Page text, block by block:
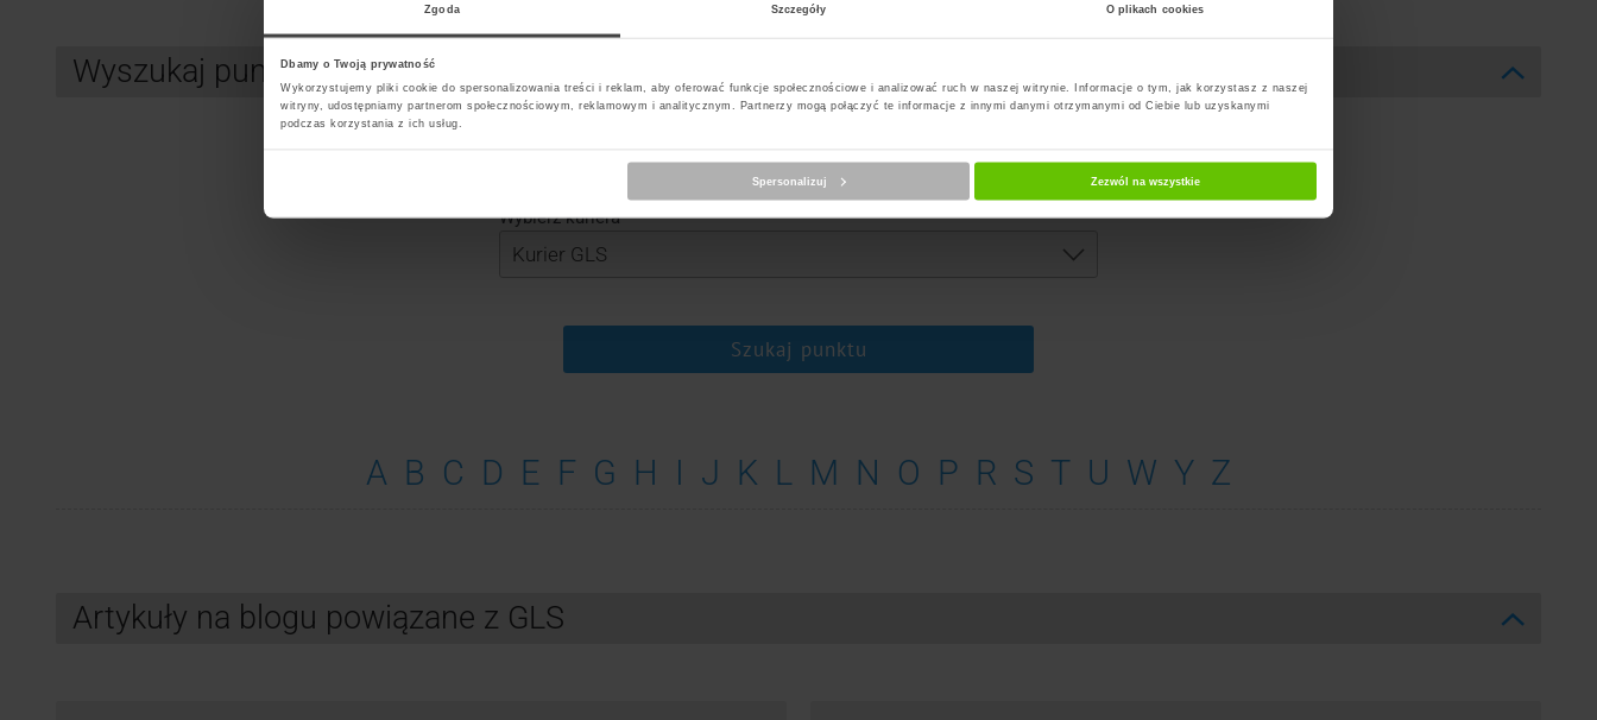
Zgoda Szczegóły O plikach cookies
Dbamy o Twoją prywatność
Wykorzystujemy pliki cookie do spersonalizowania treści i reklam, aby oferować funkcje społecznościowe i analizować ruch w naszej witrynie. Informacje o tym, jak korzystasz z naszej
witryny, udostępniamy partnerom społecznościowym, reklamowym i analitycznym. Partnerzy mogą połączyć te informacje z innymi danymi otrzymanymi od Ciebie lub uzyskanymi
podczas korzystania z ich usług.
Spersonalizuj Zezwól na wszystkie
Wyszukaj punkt kurierski GLS
Wybierz kuriera
Szukaj punktu
A B C D E F G H I J K L M N O P R S T U W Y Z
Artykuły na blogu powiązane z GLS